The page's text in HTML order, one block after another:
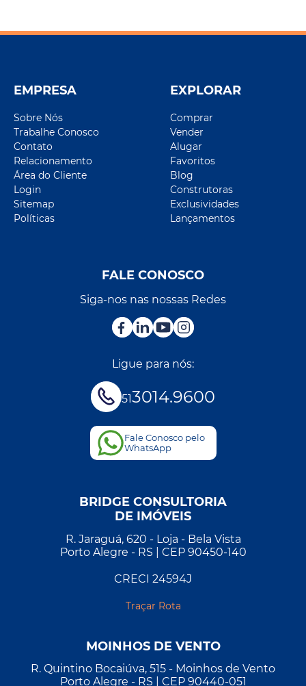
EMPRESA
Sobre Nós
Trabalhe Conosco
Contato
Relacionamento
Área do Cliente
Login
Sitemap
Políticas
EXPLORAR
Comprar
Vender
Alugar
Favoritos
Blog
Construtoras
Exclusividades
Lançamentos
FALE CONOSCO
Siga-nos nas nossas Redes
Ligue para nós:
513014.9600
Fale Conosco pelo
WhatsApp
BRIDGE CONSULTORIA
DE IMÓVEIS
R. Jaraguá, 620 - Loja - Bela Vista
Porto Alegre - RS | CEP 90450-140
CRECI 24594J
Traçar Rota
MOINHOS DE VENTO
R. Quintino Bocaiúva, 515 - Moinhos de Vento
Porto Alegre - RS | CEP 90440-051